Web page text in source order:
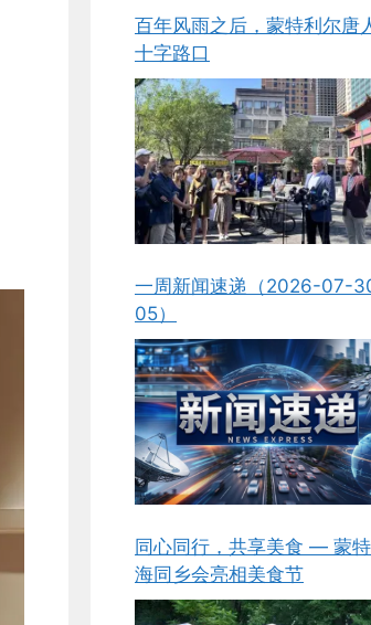
百年风雨之后，蒙特利尔唐
十字路口
一周新闻速递（2026-07-
05）
同心同行，共享美食 — 蒙
海同乡会亮相美食节